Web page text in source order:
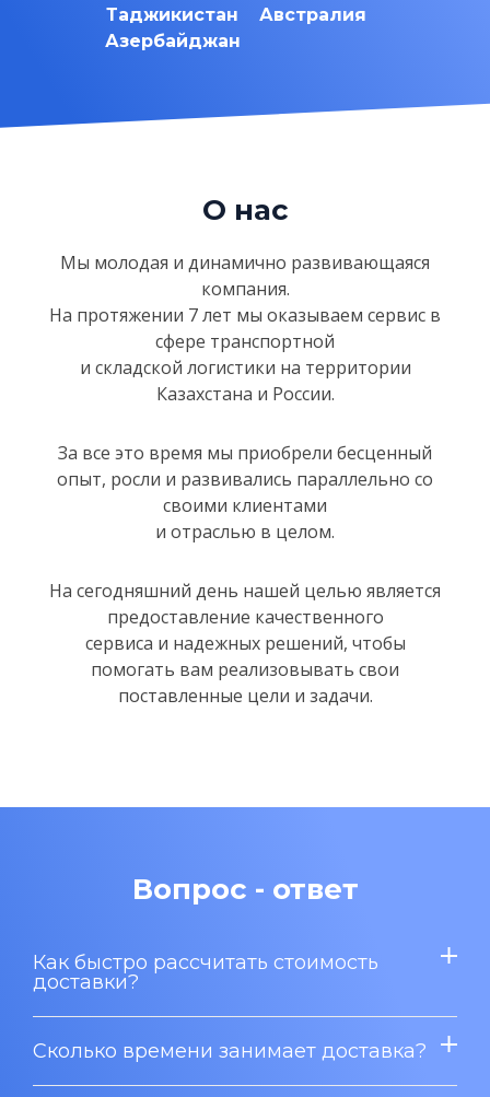
Таджикистан
Азербайджан
Австралия
О нас
Мы молодая и динамично развивающаяся
компания.
На протяжении 7 лет мы оказываем сервис в
сфере транспортной
и складской логистики на территории
Казахстанa и России.
За все это время мы приобрели бесценный
опыт, росли и развивались параллельно со
своими клиентами
и отраслью в целом.
На сегодняшний день нашей целью является
предоставление качественного
сервиса и надежных решений, чтобы
помогать вам реализовывать свои
поставленные цели и задачи.
Вопрос - ответ
Как быстро рассчитать стоимость
доставки?
Сколько времени занимает доставка?